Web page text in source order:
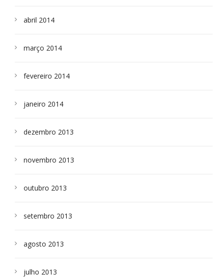
abril 2014
março 2014
fevereiro 2014
janeiro 2014
dezembro 2013
novembro 2013
outubro 2013
setembro 2013
agosto 2013
julho 2013